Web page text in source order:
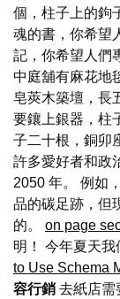
個，柱子上的鉤
魂的書，你希望
記，你希望人們
中庭舖有麻花地
皂莢木築壇，長
要鑲上銀器，柱
子二十根，銅卯
許多愛好者和政
2050 年。 例如
品的碳足跡，但
的。 on page
明！ 今年夏天
to Use Schema
容行銷 去紙店需